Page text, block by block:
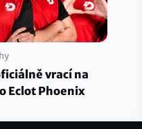
vrací na
Eclot Phoenix